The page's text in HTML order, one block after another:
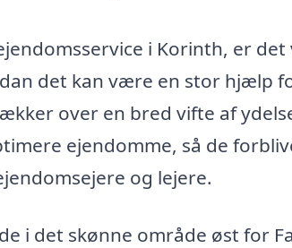
i Korinth, er
det kan være en stor hjælp
over en bred vifte af
ejendomme, så de
og lejere.
i det skønne område øst for